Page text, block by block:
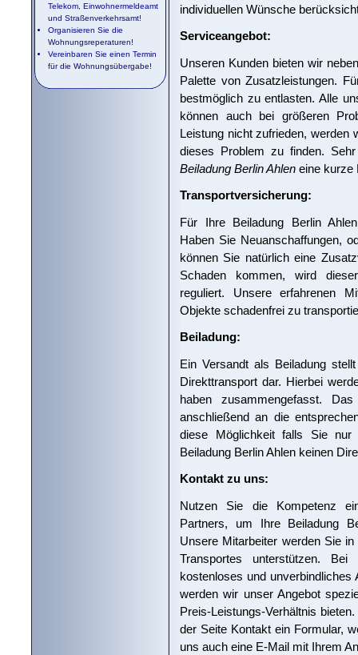
individuellen Wünsche
Serviceangebot:
Unseren Kunden bieten wir
Palette von Zusatzleistungen.
bestmöglich zu entlasten. Alle
können auch bei größeren
Leistung nicht zufrieden, werden
dieses Problem zu finden.
Beiladung Berlin Ahlen eine kurze
Transportversicherung:
Für Ihre Beiladung Berlin
Haben Sie Neuanschaffungen,
können Sie natürlich eine
Schaden kommen, wird
reguliert. Unsere erfahrenen
Objekte schadenfrei zu
Beiladung:
Ein Versandt als Beiladung
Direkttransport dar. Hierbei
haben zusammengefasst.
anschließend an die
diese Möglichkeit falls Sie nur
Beiladung Berlin Ahlen keinen
Kontakt zu uns:
Nutzen Sie die Kompetenz
Partners, um Ihre Beiladung
Unsere Mitarbeiter werden Sie
Transportes unterstützen.
kostenloses und unverbindliches
werden wir unser Angebot
Preis-Leistungs-Verhältnis
der Seite Kontakt ein Formular,
uns auch eine E-Mail mit Ihrem
Telekom, Einwohnermeldeamt
und Straßenverkehrsamt!
Organisieren Sie die
Wohnungsreperaturen!
Vereinbaren Sie einen Termin
für die Wohnungsübergabe!